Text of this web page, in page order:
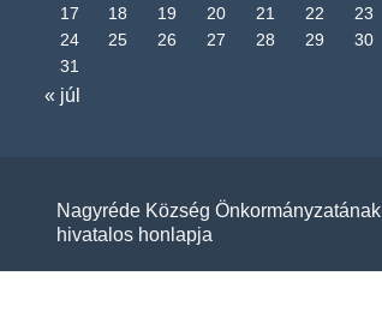
17
18 19 20 21 22
23
24
25 26 27 28 29
30
31
« júl
Nagyréde Község Önkormányzatának
hivatalos honlapja